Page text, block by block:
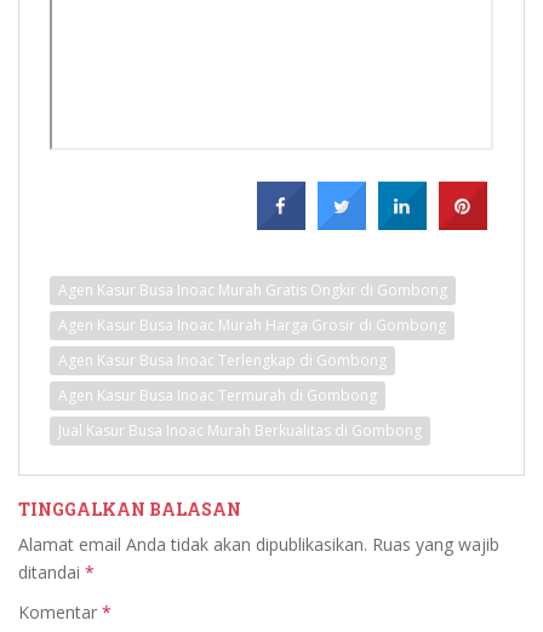
Agen Kasur Busa Inoac Murah Gratis Ongkir di Gombong
Agen Kasur Busa Inoac Murah Harga Grosir di Gombong
Agen Kasur Busa Inoac Terlengkap di Gombong
Agen Kasur Busa Inoac Termurah di Gombong
Jual Kasur Busa Inoac Murah Berkualitas di Gombong
TINGGALKAN BALASAN
Alamat email Anda tidak akan dipublikasikan. Ruas yang wajib
ditandai *
Komentar *